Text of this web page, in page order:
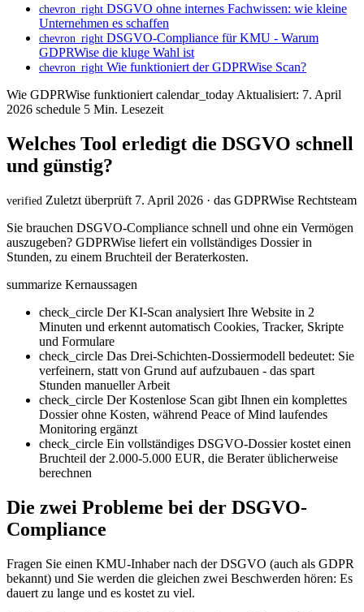
chevron_right DSGVO ohne internes Fachwissen: wie kleine
Unternehmen es schaffen
chevron_right DSGVO-Compliance für KMU - Warum
GDPRWise die kluge Wahl ist
chevron_right Wie funktioniert der GDPRWise Scan?
Wie GDPRWise funktioniert calendar_today Aktualisiert: 7. April
2026 schedule 5 Min. Lesezeit
Welches Tool erledigt die DSGVO schnell
und günstig?
verified Zuletzt überprüft 7. April 2026 · das GDPRWise Rechtsteam
Sie brauchen DSGVO-Compliance schnell und ohne ein Vermögen
auszugeben? GDPRWise liefert ein vollständiges Dossier in
Stunden, zu einem Bruchteil der Beraterkosten.
summarize Kernaussagen
check_circle Der KI-Scan analysiert Ihre Website in 2
Minuten und erkennt automatisch Cookies, Tracker, Skripte
und Formulare
check_circle Das Drei-Schichten-Dossiermodell bedeutet: Sie
verfeinern, statt von Grund auf aufzubauen - das spart
Stunden manueller Arbeit
check_circle Der Kostenlose Scan gibt Ihnen ein komplettes
Dossier ohne Kosten, während Peace of Mind laufendes
Monitoring ergänzt
check_circle Ein vollständiges DSGVO-Dossier kostet einen
Bruchteil der 2.000-5.000 EUR, die Berater üblicherweise
berechnen
Die zwei Probleme bei der DSGVO-
Compliance
Fragen Sie einen KMU-Inhaber nach der DSGVO (auch als GDPR
bekannt) und Sie werden die gleichen zwei Beschwerden hören: Es
dauert zu lange und es kostet zu viel.